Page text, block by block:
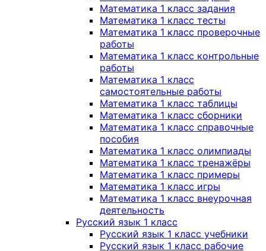
Математика 1 класс задания
Математика 1 класс тесты
Математика 1 класс проверочные
работы
Математика 1 класс контрольные
работы
Математика 1 класс
самостоятельные работы
Математика 1 класс таблицы
Математика 1 класс сборники
Математика 1 класс справочные
пособия
Математика 1 класс олимпиады
Математика 1 класс тренажёры
Математика 1 класс примеры
Математика 1 класс игры
Математика 1 класс внеурочная
деятельность
Русский язык 1 класс
Русский язык 1 класс учебники
Русский язык 1 класс рабочие